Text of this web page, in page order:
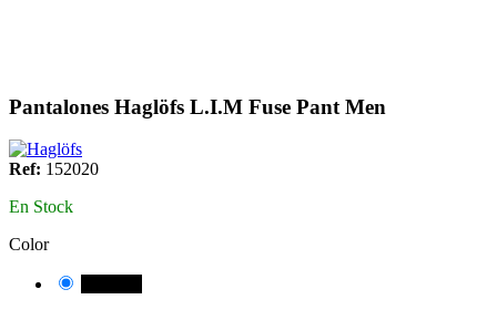
Pantalones Haglöfs L.I.M Fuse Pant Men
Ref: 152020
En Stock
Color